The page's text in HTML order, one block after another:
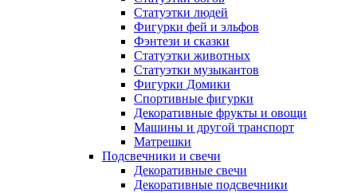
Статуэтки людей
Фигурки фей и эльфов
Фэнтези и сказки
Статуэтки животных
Статуэтки музыкантов
Фигурки Домики
Спортивные фигурки
Декоративные фрукты и овощи
Машины и другой транспорт
Матрешки
Подсвечники и свечи
Декоративные свечи
Декоративные подсвечники